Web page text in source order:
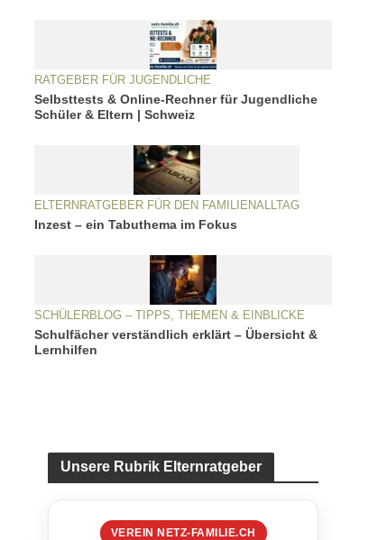
RATGEBER FÜR JUGENDLICHE
Selbsttests & Online-Rechner für Jugendliche
Schüler & Eltern | Schweiz
ELTERNRATGEBER FÜR DEN FAMILIENALLTAG
Inzest – ein Tabuthema im Fokus
SCHÜLERBLOG – TIPPS, THEMEN & EINBLICKE
Schulfächer verständlich erklärt – Übersicht &
Lernhilfen
Unsere Rubrik Elternratgeber
VEREIN NETZ-FAMILIE.CH